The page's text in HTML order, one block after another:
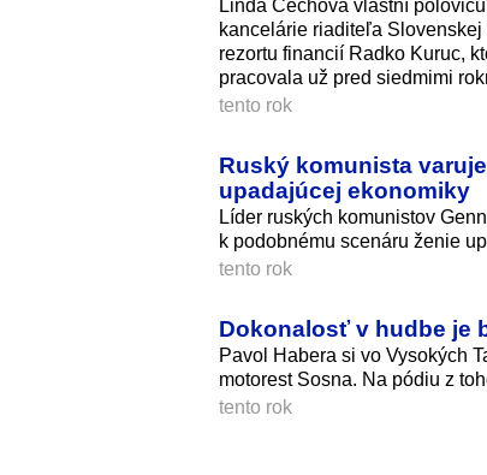
Linda Čechová vlastní
kancelárie riaditeľa
rezortu financií Radko Kuruc,
pracovala už pred siedmimi
tento rok
Ruský komunista
upadajúcej ekonomiky
Líder ruských komunistov
k podobnému scenáru ženie
tento rok
Dokonalosť v hudbe je
Pavol Habera si vo Vysokých
motorest Sosna. Na pódiu z
tento rok